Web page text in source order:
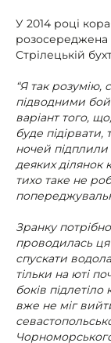
У 2014 році
розосереджена
Стрілецькій
“Я так розумію,
підводними
варіант того,
буде підірвати,
ночей підплили
деяких ділянок
тихо таке не
Зранку
проводилась
спускати
тільки на юті
боків
вже не міг